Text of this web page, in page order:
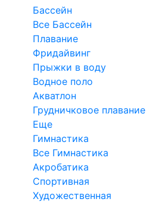
Бассейн
Все Бассейн
Плавание
Фридайвинг
Прыжки в воду
Водное поло
Акватлон
Грудничковое плавание
Еще
Гимнастика
Все Гимнастика
Акробатика
Спортивная
Художественная